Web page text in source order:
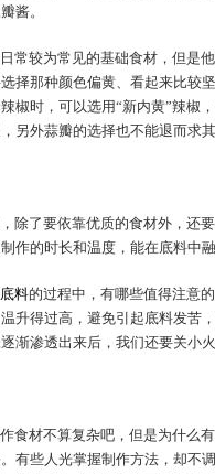
酱。
常较为常见的基础食材，但是
择那种颜色偏黄、看起来比较
椒时，可以选用“新内黄”辣椒
另外蒜瓣的选择也不能退而求
除了要依靠优质的食材外，还
作的时长和温度，能在底料中
料的过程中，有哪些值得注意
升得过高，避免引起底料发苦
渐渗透出来后，我们还要关小
食材不算复杂吧，但是为什么
有些人光掌握制作方法，却不